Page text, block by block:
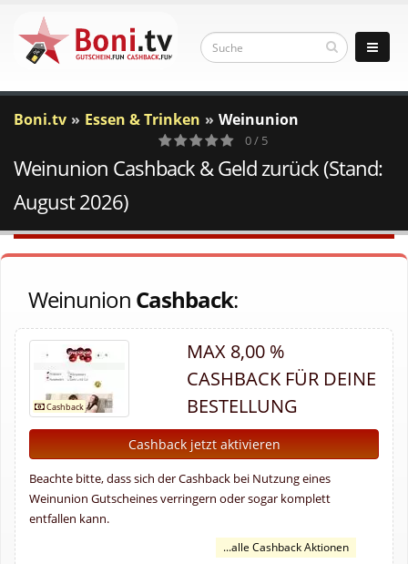
Boni.tv Essen & Trinken Weinunion
0
Votes
0 / 5
Weinunion Cashback & Geld zurück (Stand:
August 2026)
Weinunion Cashback:
MAX 8,00 %
CASHBACK FÜR DEINE
BESTELLUNG
Cashback jetzt aktivieren
Beachte bitte, dass sich der Cashback bei Nutzung eines
Weinunion Gutscheines verringern oder sogar komplett
entfallen kann.
...alle Cashback Aktionen